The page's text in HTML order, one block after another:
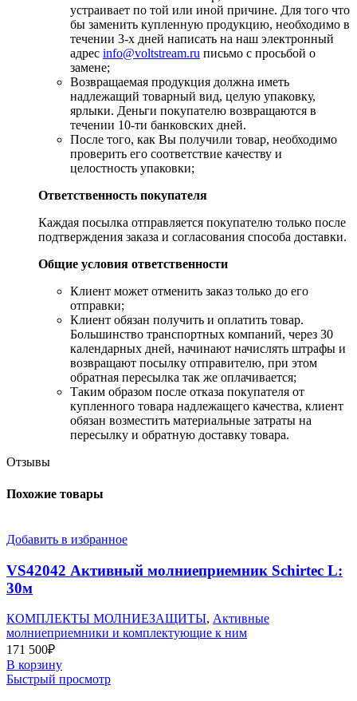
устраивает по той или иной причине. Для того что
бы заменить купленную продукцию, необходимо в
течении 3-х дней написать на наш электронный
адрес info@voltstream.ru письмо с просьбой о
замене;
Возвращаемая продукция должна иметь
надлежащий товарный вид, целую упаковку,
ярлыки. Деньги покупателю возвращаются в
течении 10-ти банковских дней.
​После того, как Вы получили товар, необходимо
проверить его соответствие качеству и
целостность упаковки;
Ответственность покупателя
Каждая посылка отправляется покупателю только после
подтверждения заказа и согласования способа доставки.
Общие условия ответственности
​Клиент может отменить заказ только до его
отправки;
​Клиент обязан получить и оплатить товар.
Большинство транспортных компаний, через 30
календарных дней, начинают начислять штрафы и
возвращают посылку отправителю, при этом
обратная пересылка так же оплачивается;
​Таким образом после отказа покупателя от
купленного товара надлежащего качества, клиент
обязан возместить материальные затраты на
пересылку и обратную доставку товара.
Отзывы
Похожие товары
Добавить в избранное
VS42042 Активный молниеприемник Schirtec L:
30м
КОМПЛЕКТЫ МОЛНИЕЗАЩИТЫ, Активные
молниеприемники и комплектующие к ним
171 500₽
В корзину
Быстрый просмотр